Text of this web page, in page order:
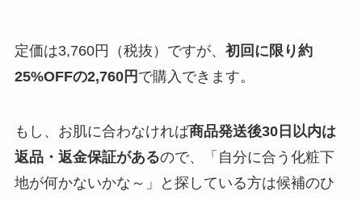
定価は3,760円（税抜）ですが、 初回に限り約
25%OFFの2,760円 で購入できます。
もし、お肌に合わなければ商品発送後30日以内は
返品・返金保証があるので、「自分に合う化粧下
地が何かないかな～」と探している方は候補のひ